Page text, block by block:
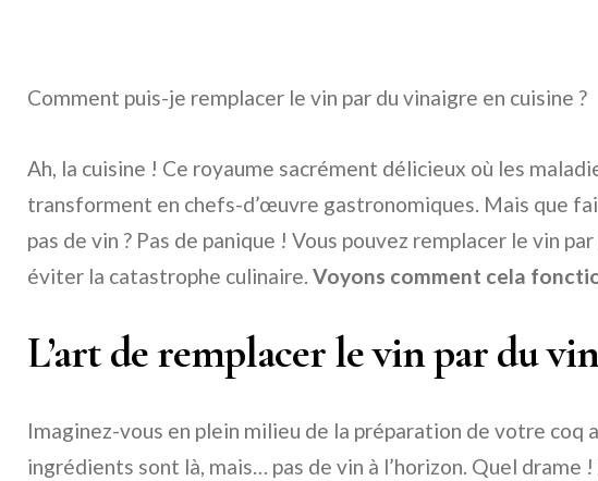
Comment puis-je remplacer le vin par du vinaigre en cuisine ?
Ah, la cuisine ! Ce royaume sacrément délicieux où les
transforment en chefs-d’œuvre gastronomiques. Mais que
pas de vin ? Pas de panique ! Vous pouvez remplacer le vin
éviter la catastrophe culinaire. Voyons comment cela
L’art de remplacer le vin par du
Imaginez-vous en plein milieu de la préparation de votre coq
ingrédients sont là, mais… pas de vin à l’horizon. Quel drame